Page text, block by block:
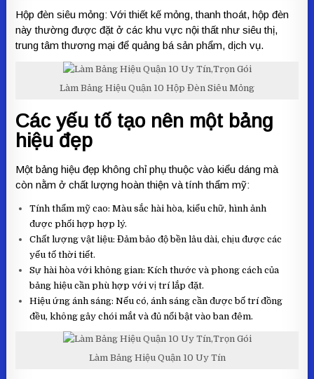
Hộp đèn siêu mỏng: Với thiết kế mỏng, thanh thoát, hộp đèn
này thường được đặt ở các khu vực nội thất như siêu thị,
trung tâm thương mại để quảng bá sản phẩm, dịch vụ.
Làm Bảng Hiệu Quận 10 Hộp Đèn Siêu Mỏng
Các yếu tố tạo nên một bảng
hiệu đẹp
Một bảng hiệu đẹp không chỉ phụ thuộc vào kiểu dáng mà
còn nằm ở chất lượng hoàn thiện và tính thẩm mỹ:
Tính thẩm mỹ cao: Màu sắc hài hòa, kiểu chữ, hình ảnh
được phối hợp hợp lý.
Chất lượng vật liệu: Đảm bảo độ bền lâu dài, chịu được các
yếu tố thời tiết.
Sự hài hòa với không gian: Kích thước và phong cách của
bảng hiệu cần phù hợp với vị trí lắp đặt.
Hiệu ứng ánh sáng: Nếu có, ánh sáng cần được bố trí đồng
đều, không gây chói mắt và đủ nổi bật vào ban đêm.
Làm Bảng Hiệu Quận 10 Uy Tín